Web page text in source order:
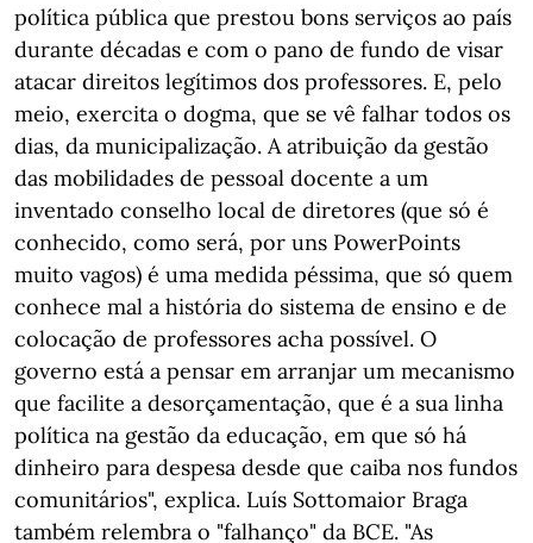
política pública que prestou bons serviços ao país
durante décadas e com o pano de fundo de visar
atacar direitos legítimos dos professores. E, pelo
meio, exercita o dogma, que se vê falhar todos os
dias, da municipalização. A atribuição da gestão
das mobilidades de pessoal docente a um
inventado conselho local de diretores (que só é
conhecido, como será, por uns PowerPoints
muito vagos) é uma medida péssima, que só quem
conhece mal a história do sistema de ensino e de
colocação de professores acha possível. O
governo está a pensar em arranjar um mecanismo
que facilite a desorçamentação, que é a sua linha
política na gestão da educação, em que só há
dinheiro para despesa desde que caiba nos fundos
comunitários", explica. Luís Sottomaior Braga
também relembra o "falhanço" da BCE. "As